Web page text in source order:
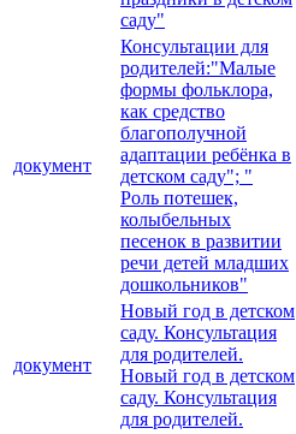
саду"
документ
Консультации для
родителей:"Малые
формы фольклора,
как средство
благополучной
адаптации ребёнка в
детском саду"; "
Роль потешек,
колыбельных
песенок в развитии
речи детей младших
дошкольников"
документ
Новый год в детском
саду. Консультация
для родителей.
Новый год в детском
саду. Консультация
для родителей.